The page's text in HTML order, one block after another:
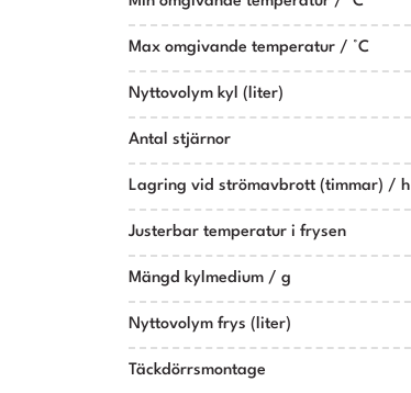
Max omgivande temperatur / °C
Nyttovolym kyl (liter)
Antal stjärnor
Lagring vid strömavbrott (timmar) / h
Justerbar temperatur i frysen
Mängd kylmedium / g
Nyttovolym frys (liter)
Täckdörrsmontage